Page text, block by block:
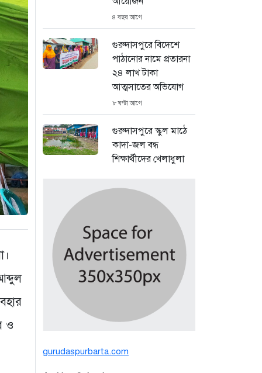
ও
৪ বছর আগে
গুরুদাসপুরে বিদেশে
পাঠানোর নামে প্রতারনা
২৪ লাখ টাকা
আত্মসাতের অভিযোগ
৮ ঘণ্টা আগে
গুরুদাসপুরে স্কুল মাঠে
কাদা-জল বন্ধ
শিক্ষার্থীদের খেলাধুলা
১ দিন আগে
বর্ষার পানিতে টইটুম্বুর
চলনবিলে বাড়ছে ডিঙি
নৌকার চাহিদা
৩ দিন আগে
সিন্ডিকেটের কবজায়
পাটের বাজার, দাম
বিপর্যয়ে চাষীদের ক্ষোভ
gurudaspurbarta.com